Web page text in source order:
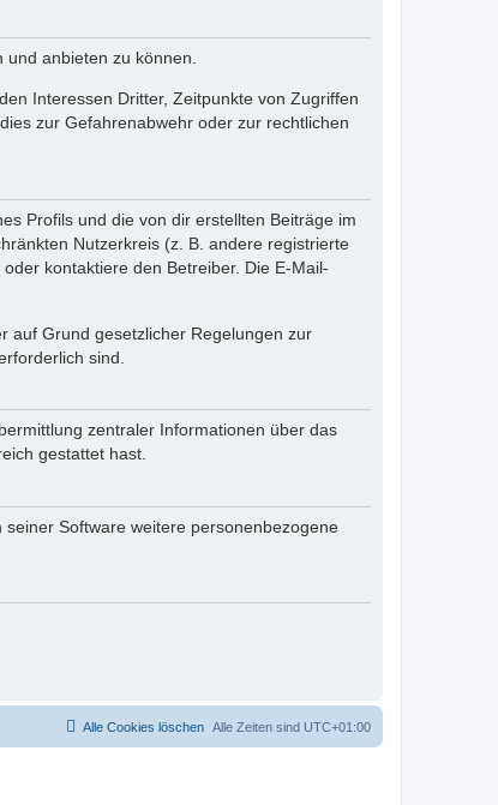
anbieten zu können.
Interessen Dritter, Zeitpunkte von Zugriffen
zur Gefahrenabwehr oder zur rechtlichen
Profils und die von dir erstellten Beiträge im
Nutzerkreis (z. B. andere registrierte
kontaktiere den Betreiber. Die E-Mail-
auf Grund gesetzlicher Regelungen zur
sind.
zentraler Informationen über das
gestattet hast.
Software weitere personenbezogene
Alle Zeiten sind UTC+01:00
Alle Cookies löschen